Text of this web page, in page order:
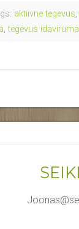
aktiivne tegevus,
,tegevus